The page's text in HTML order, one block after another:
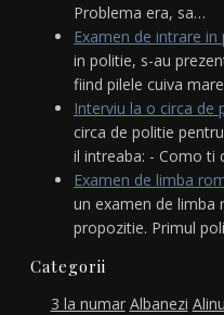
Problema era, sa…
Examen de intrare in
in politie, s-au
fiind pilele cuiva
Interviu la o circa de
circa de politie
il intreaba: - Como ti
Examen de limba
un examen de limba
propozitie. Primul
Categorii
3 la numar Albanezi